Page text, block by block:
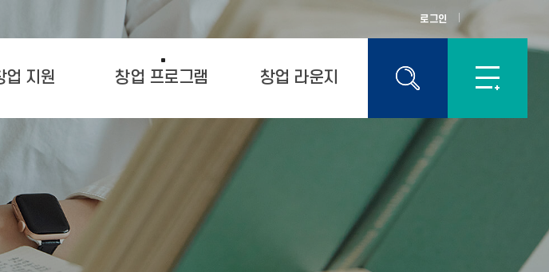
로그인
업 지원 창업 프로그램 창업 라운지